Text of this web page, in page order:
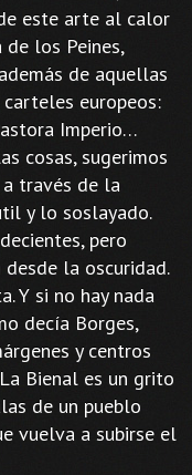
este arte al calor
los Peines,
de aquellas
europeos:
Imperio…
cosas, sugerimos
través de la
y lo soslayado.
pero
la oscuridad.
Y si no hay nada
decía Borges,
y centros
Bienal es un grito
de un pueblo
vuelva a subirse el